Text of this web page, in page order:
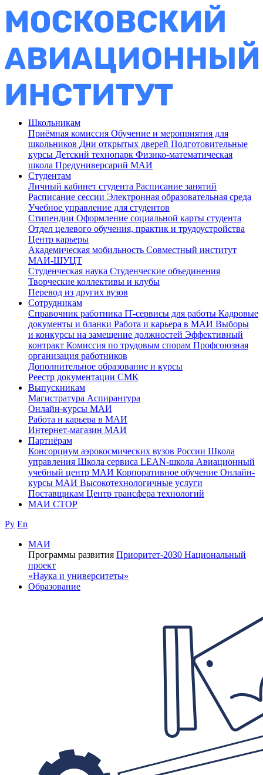
Школьникам
Приёмная комиссия Обучение и мероприятия для
школьников Дни открытых дверей Подготовительные
курсы Детский технопарк Физико-математическая
школа Предуниверсарий МАИ
Студентам
Личный кабинет студента Расписание занятий
Расписание сессии Электронная образовательная среда
Учебное управление для студентов
Стипендии Оформление социальной карты студента
Отдел целевого обучения, практик и трудоустройства
Центр карьеры
Академическая мобильность Совместный институт
МАИ-ШУЦТ
Студенческая наука Студенческие объединения
Творческие коллективы и клубы
Перевод из других вузов
Сотрудникам
Cправочник работника IT-сервисы для работы Кадровые
документы и бланки Работа и карьера в МАИ Выборы
и конкурсы на замещение должностей Эффективный
контракт Комиссия по трудовым спорам Профсоюзная
организация работников
Дополнительное образование и курсы
Реестр документации СМК
Выпускникам
Магистратура Аспирантура
Онлайн-курсы МАИ
Работа и карьера в МАИ
Интернет-магазин МАИ
Партнёрам
Консорциум аэрокосмических вузов России Школа
управления Школа сервиса LEAN-школа Авиационный
учебный центр МАИ Корпоративное обучение Онлайн-
курсы МАИ Высокотехнологичные услуги
Поставщикам Центр трансфера технологий
МАИ СТОР
Ру En
МАИ
Программы развития Приоритет-2030 Национальный
проект
«Наука и университеты»
Образование